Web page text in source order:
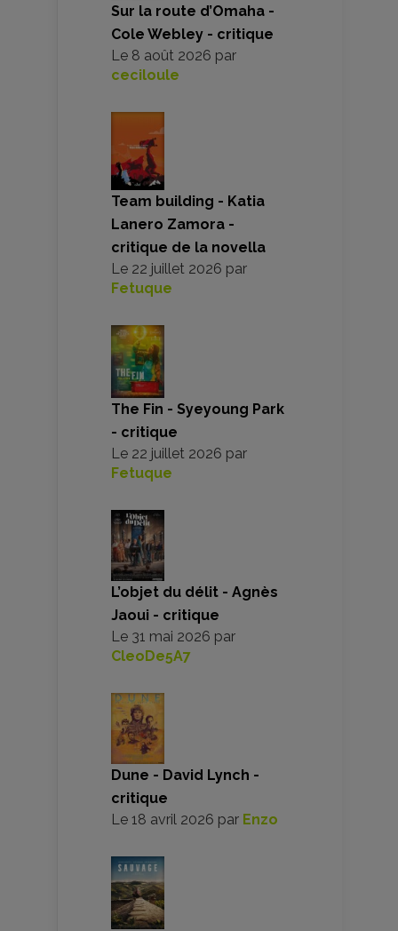
Sur la route d’Omaha -
Cole Webley - critique
Le 8 août 2026 par
ceciloule
Team building - Katia
Lanero Zamora -
critique de la novella
Le 22 juillet 2026 par
Fetuque
The Fin - Syeyoung Park
- critique
Le 22 juillet 2026 par
Fetuque
L’objet du délit - Agnès
Jaoui - critique
Le 31 mai 2026 par
CleoDe5A7
Dune - David Lynch -
critique
Le 18 avril 2026 par Enzo